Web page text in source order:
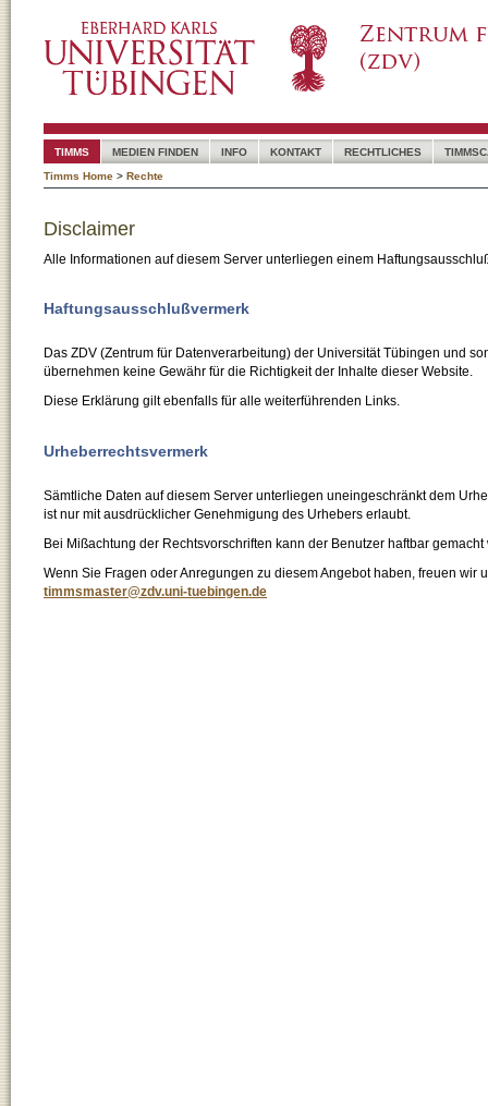
TIMMS MEDIEN FINDEN INFO KONTAKT RECHTLICHES
Timms Home > Rechte
Disclaimer
Alle Informationen auf diesem Server unterliegen einem
Haftungsausschlußvermerk
Das ZDV (Zentrum für Datenverarbeitung) der Universität Tübingen und
übernehmen keine Gewähr für die Richtigkeit der Inhalte dieser Website.
Diese Erklärung gilt ebenfalls für alle weiterführenden Links.
Urheberrechtsvermerk
Sämtliche Daten auf diesem Server unterliegen uneingeschränkt dem
ist nur mit ausdrücklicher Genehmigung des Urhebers erlaubt.
Bei Mißachtung der Rechtsvorschriften kann der Benutzer haftbar gemacht
Wenn Sie Fragen oder Anregungen zu diesem Angebot haben, freuen wir
timmsmaster@zdv.uni-tuebingen.de